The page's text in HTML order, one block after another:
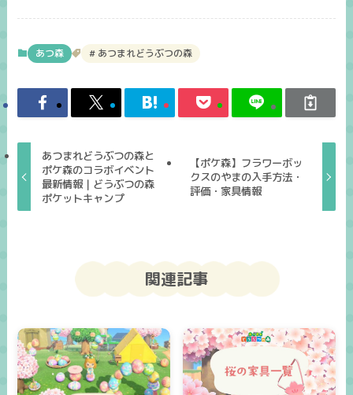
あつ森 あつまれどうぶつの森
あつまれどうぶつの森と
ポケ森のコラボイベント
最新情報｜どうぶつの森
ポケットキャンプ
【ポケ森】フラワーボッ
クスのやまの入手方法・
評価・家具情報
関連記事